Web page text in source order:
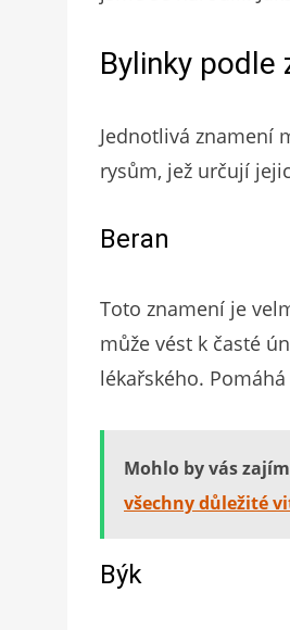
Bylinky podle
Jednotlivá znamení
rysům, jež určují
Beran
Toto znamení je
může vést k časté
lékařského.
Mohlo by vás
všechny důležité
Býk